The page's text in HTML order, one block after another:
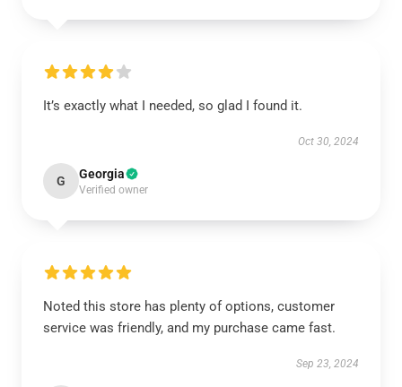
It’s exactly what I needed, so glad I found it.
Oct 30, 2024
G Georgia
Verified owner
Noted this store has plenty of options, customer
service was friendly, and my purchase came fast.
Sep 23, 2024